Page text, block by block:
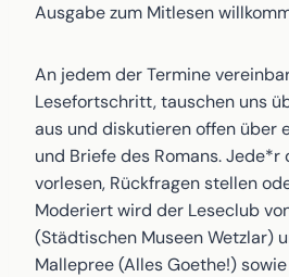
Ausgabe zum Mitlesen
An jedem der Termine
Lesefortschritt, tauschen uns
aus und diskutieren offen über
und Briefe des Romans. Jede*r
vorlesen, Rückfragen stellen
Moderiert wird der Leseclub
(Städtischen Museen Wetzlar)
Mallepree (Alles Goethe!)